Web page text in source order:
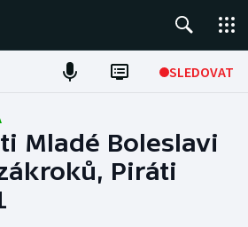
SLEDOVAT
Mladé Boleslavi
Piráti